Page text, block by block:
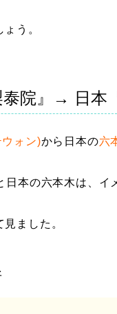
う。
院』→ 日本
ォン)から日本の六
本の六本木は、イ
見ました。